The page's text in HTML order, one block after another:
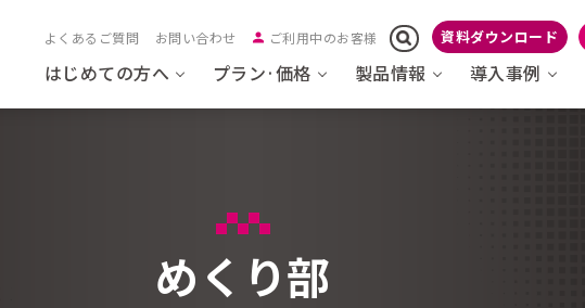
よくあるご質問 お問い合わせ ご利用中のお客様 資料ダウンロード
はじめての方へ プラン·価格 製品情報 導入事例
めくり部